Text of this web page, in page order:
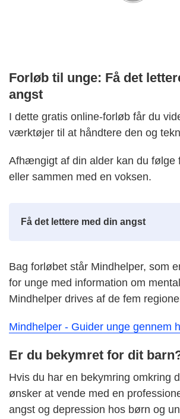
Forløb til unge: Få det
angst
I dette gratis online-forløb får du
værktøjer til at håndtere den og
Afhængigt af din alder kan du følge
eller sammen med en voksen.
Få det lettere med din angst
Bag forløbet står Mindhelper, som
for unge med information om
Mindhelper drives af de fem
Mindhelper - Guider unge gennem
Er du bekymret for dit
Hvis du har en bekymring omkring
ønsker at vende med en
angst og depression hos børn og